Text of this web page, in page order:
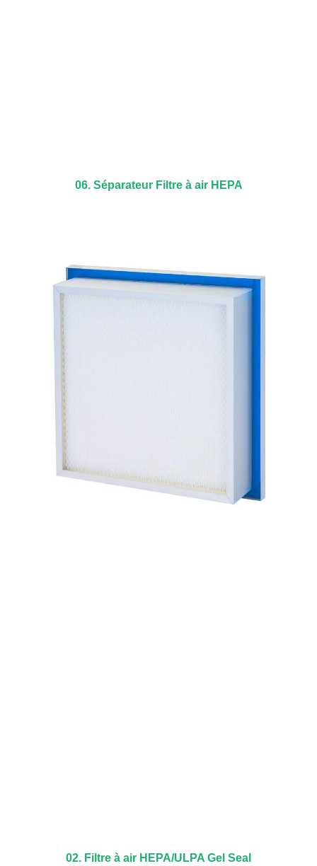
06. Séparateur Filtre à air HEPA
02. Filtre à air HEPA/ULPA Gel Seal